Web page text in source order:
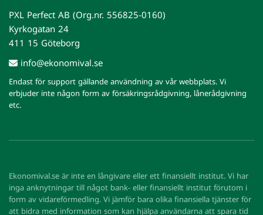
PXL Perfect AB (Org.nr. 556825-0160)
Kyrkogatan 24
411 15 Göteborg
info@ekonomival.se
Endast för support gällande användning av vår webbplats. Vi
erbjuder inte någon form av försäkringsrådgivning, lånerådgivning
etc.
Ekonomival.se är inte en långivare eller ett finansiellt institut. Vi har
inga anknytningar till något bank- eller finansiellt institut förutom i
form av vidareförmedling. Vi jämför bara olika finansiella tjänster för
att bidra med information som kan hjälpa användarna att spara tid